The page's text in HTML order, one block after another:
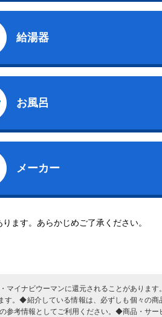
給湯器
お風呂
メーカー
ます。あらかじめご了承ください。
マイナビウーマンに還元されることがありま
す。◆紹介している情報は、必ずしも個々の商
参考情報としてご利用ください。◆商品・サー